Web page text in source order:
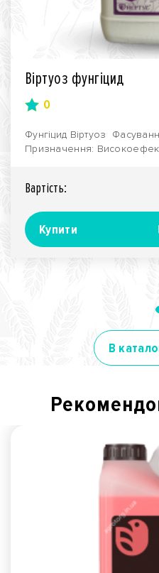
Віртуоз фунгіцид
0
Фунгіцид Віртуоз
Призначення:
Вартiсть:
Купити
В